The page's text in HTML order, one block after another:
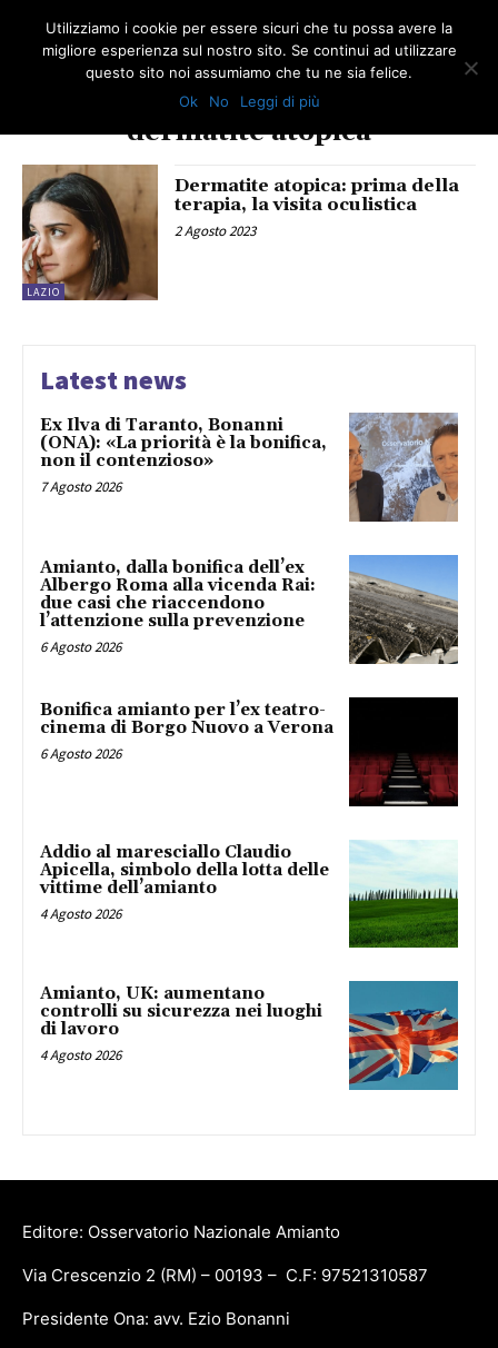
dermatite atopica
LAZIO
Dermatite atopica: prima della
terapia, la visita oculistica
2 Agosto 2023
Latest news
Ex Ilva di Taranto, Bonanni
(ONA): «La priorità è la bonifica,
non il contenzioso»
7 Agosto 2026
Amianto, dalla bonifica dell’ex
Albergo Roma alla vicenda Rai:
due casi che riaccendono
l’attenzione sulla prevenzione
6 Agosto 2026
Bonifica amianto per l’ex teatro-
cinema di Borgo Nuovo a Verona
6 Agosto 2026
Addio al maresciallo Claudio
Apicella, simbolo della lotta delle
vittime dell’amianto
4 Agosto 2026
Amianto, UK: aumentano
controlli su sicurezza nei luoghi
di lavoro
4 Agosto 2026
Editore: Osservatorio Nazionale Amianto
Via Crescenzio 2 (RM) – 00193 – C.F: 97521310587
Presidente Ona: avv. Ezio Bonanni
Utilizziamo i cookie per essere sicuri che tu possa avere la
migliore esperienza sul nostro sito. Se continui ad utilizzare
questo sito noi assumiamo che tu ne sia felice.
Ok
No Leggi di più